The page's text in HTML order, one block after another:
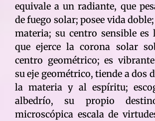
equivale a un radiante, que
de fuego solar; posee vida
materia; su centro sensible es
que ejerce la corona solar
centro geométrico; es
su eje geométrico, tiende a dos
la materia y al espíritu;
albedrío, su propio
microscópica escala de